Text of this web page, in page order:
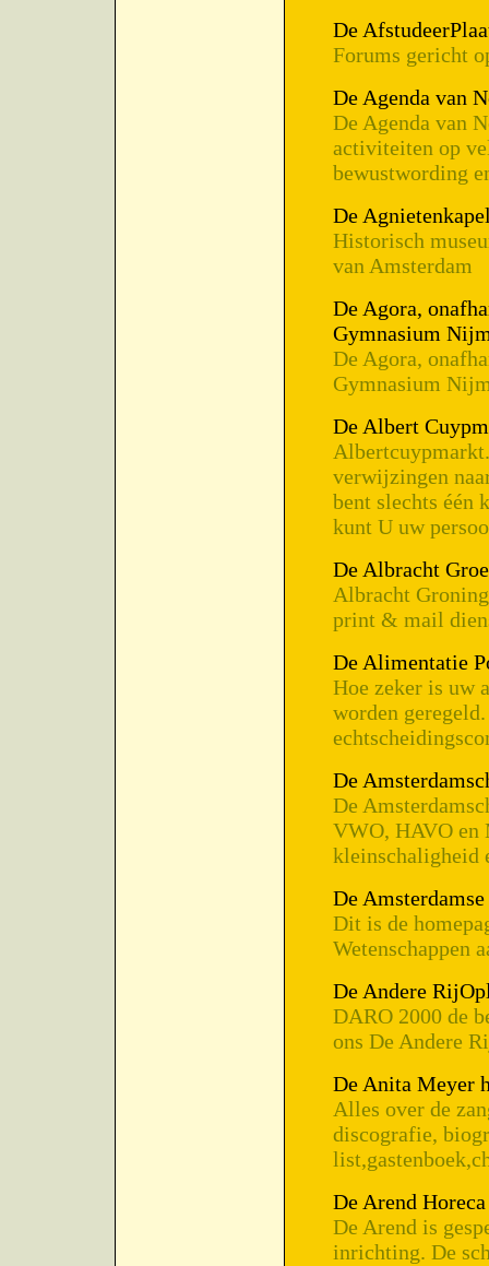
De
Forums gericht
De Agenda van
De Agenda van
activiteiten op
bewustwording
De
Historisch
van Amsterdam
De Agora,
Gymnasium
De Agora,
Gymnasium
De Albert
verwijzingen
bent slechts één
kunt U uw
De Albracht
Albracht
print & mail
De Alimentatie
Hoe zeker is uw
worden
De
De
VWO, HAVO en
kleinschaligheid
De
Dit is de
Wetenschappen
De Andere
DARO 2000 de
ons De Andere
De Anita Meyer
Alles over de
discografie,
De Arend
De Arend is
inrichting. De